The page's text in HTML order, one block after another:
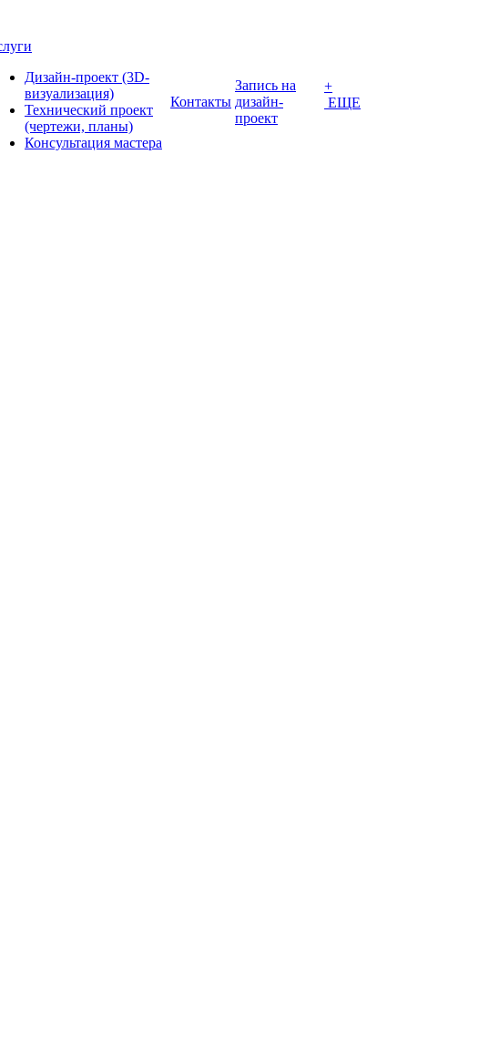
Дизайн-проект (3D-
визуализация)
Технический проект
(чертежи, планы)
Консультация мастера
Контакты
Запись на
дизайн-
проект
+
ЕЩЕ